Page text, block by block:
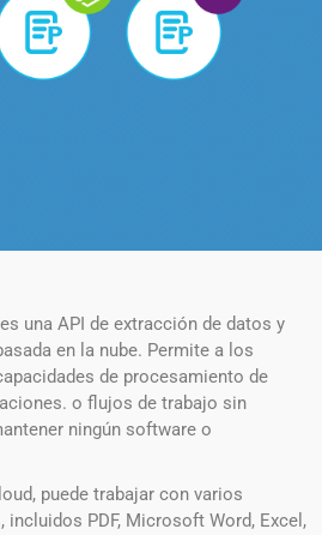
una API de extracción de datos y
en la nube. Permite a los
de procesamiento de
o flujos de trabajo sin
ningún software o
puede trabajar con varios
PDF, Microsoft Word, Excel,